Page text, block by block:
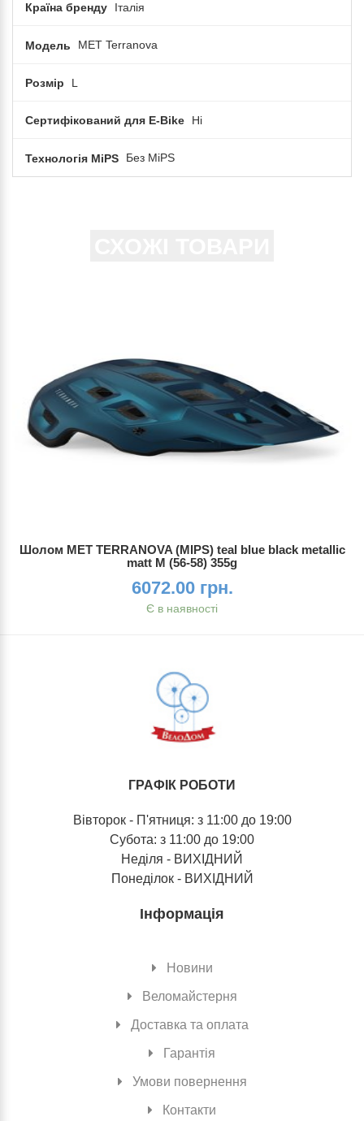
Країна бренду Італія
Модель MET Terranova
Розмір L
Сертифікований для E-Bike Ні
Технологія MiPS Без MiPS
Шолом MET TERRANOVA (MIPS) teal blue black metallic
matt M (56-58) 355g
6072.00 грн.
Є в наявності
ГРАФІК РОБОТИ
Вівторок - П'ятниця: з 11:00 до 19:00
Субота: з 11:00 до 19:00
Неділя - ВИХІДНИЙ
Понеділок - ВИХІДНИЙ
Інформація
Новини
Веломайстерня
Доставка та оплата
Гарантія
Умови повернення
Контакти